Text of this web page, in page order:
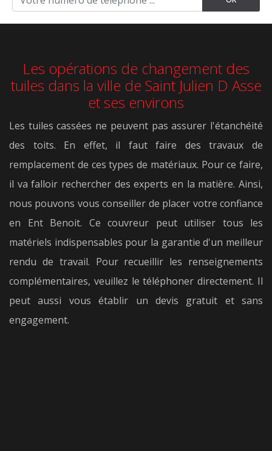
Les opérations de changement des
tuiles dans la ville de Saint Julien D Asse
et ses environs
Les tuiles cassées ne peuvent pas assurer l'étanchéité
des toits. En effet, il faut faire des travaux de
remplacement de ces types de matériaux. Pour ce faire,
il va falloir rechercher des experts en la matière. Ainsi,
nous pouvons vous conseiller de placer votre confiance
en Ent Benoit. Ce couvreur peut utiliser tous les
matériels indispensables pour la garantie d'un meilleur
rendu de travail. Pour recueillir les renseignements
complémentaires, veuillez le téléphoner directement. Il
peut aussi vous établir un devis gratuit et sans
engagement.